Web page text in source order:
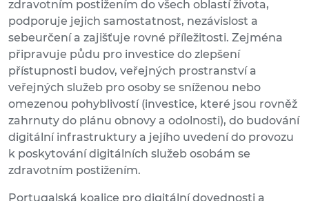
zdravotním postižením do všech oblastí života,
podporuje jejich samostatnost, nezávislost a
sebeurčení a zajišťuje rovné příležitosti. Zejména
připravuje půdu pro investice do zlepšení
přístupnosti budov, veřejných prostranství a
veřejných služeb pro osoby se sníženou nebo
omezenou pohyblivostí (investice, které jsou rovněž
zahrnuty do plánu obnovy a odolnosti), do budování
digitální infrastruktury a jejího uvedení do provozu
k poskytování digitálních služeb osobám se
zdravotním postižením.
Portugalská koalice pro digitální dovednosti a